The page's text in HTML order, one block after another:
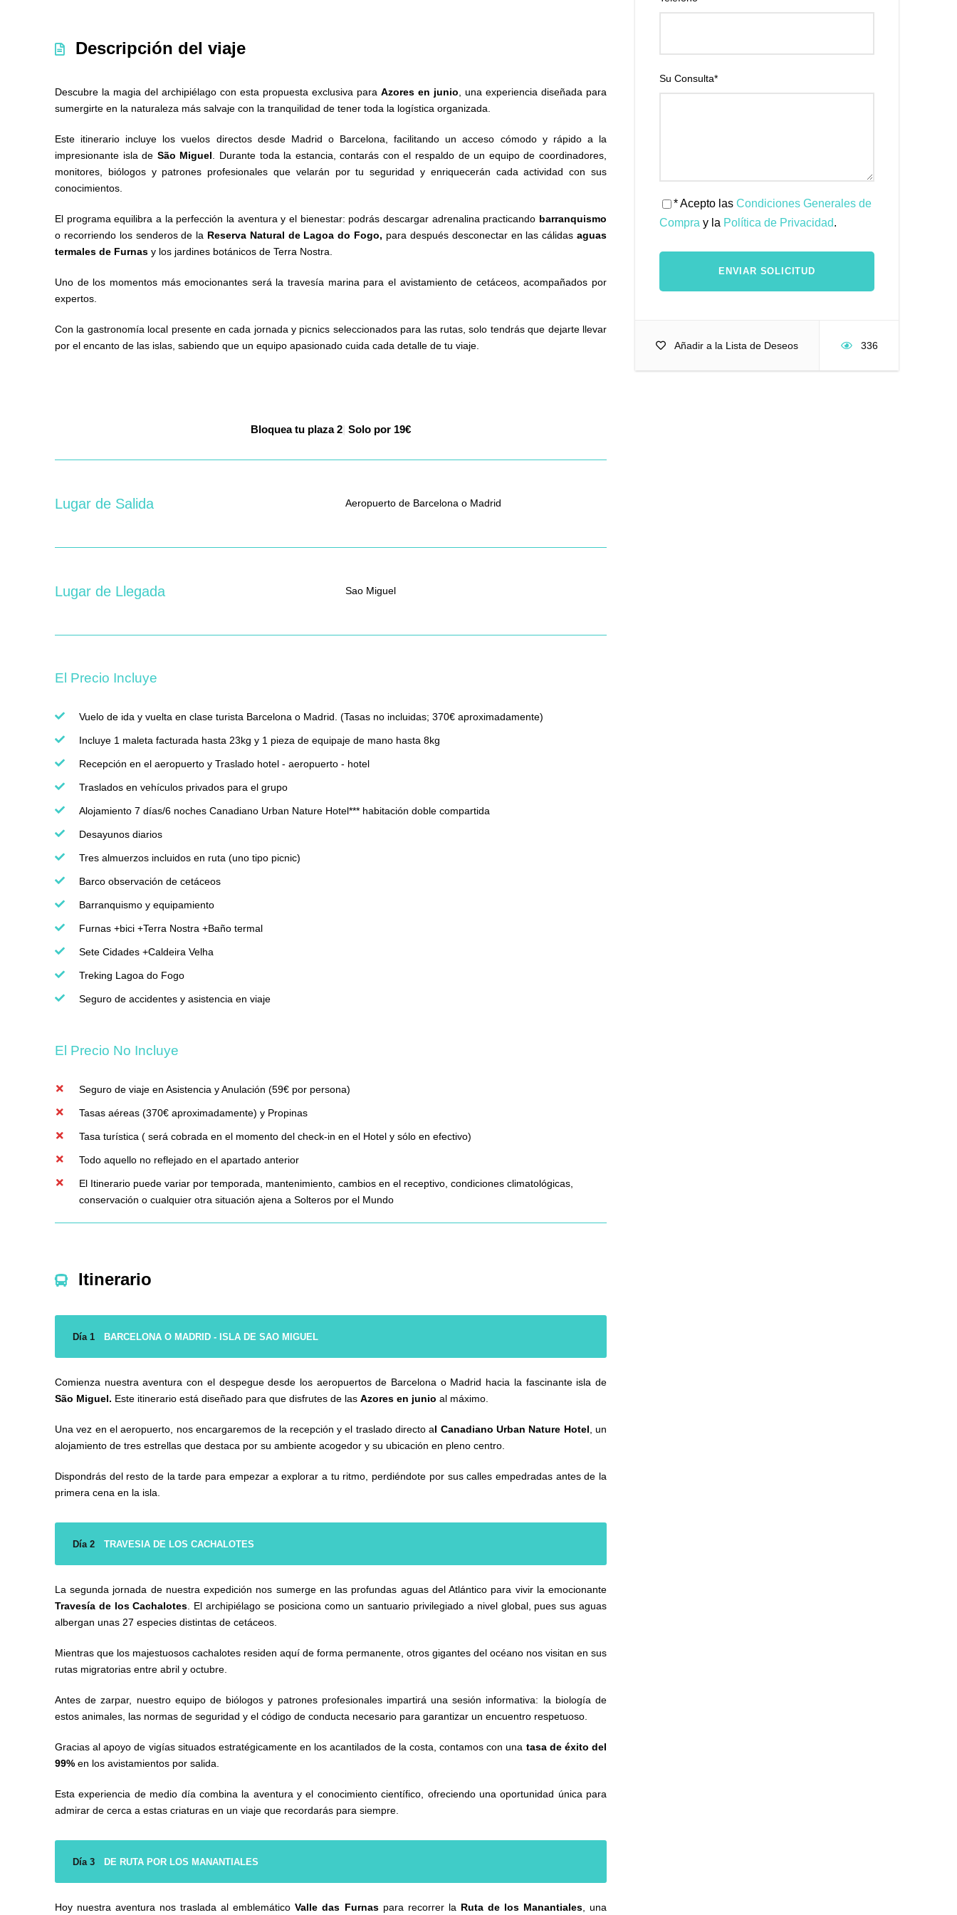
Su Consulta*
* Acepto las Condiciones Generales de
Compra y la Política de Privacidad.
Añadir a la Lista de Deseos 336
Descripción del viaje
Descubre la magia del archipiélago con esta propuesta exclusiva para Azores en junio , una experiencia diseñada para
sumergirte en la naturaleza más salvaje con la tranquilidad de tener toda la logística organizada.
Este itinerario incluye los vuelos directos desde Madrid o Barcelona, facilitando un acceso cómodo y rápido a la
impresionante isla de São Miguel . Durante toda la estancia, contarás con el respaldo de un equipo de coordinadores,
monitores, biólogos y patrones profesionales que velarán por tu seguridad y enriquecerán cada actividad con sus
conocimientos.
El programa equilibra a la perfección la aventura y el bienestar: podrás descargar adrenalina practicando barranquismo
o recorriendo los senderos de la Reserva Natural de Lagoa do Fogo, para después desconectar en las cálidasaguas
termales de Furnas y los jardines botánicos de Terra Nostra.
Uno de los momentos más emocionantes será la travesía marina para el avistamiento de cetáceos, acompañados por
expertos.
Con la gastronomía local presente en cada jornada y picnics seleccionados para las rutas, solo tendrás que dejarte llevar
por el encanto de las islas, sabiendo que un equipo apasionado cuida cada detalle de tu viaje.
Bloqueatu plaza| Solo por 19€
Lugar de Salida Aeropuerto de Barcelona o Madrid
Lugar de Llegada Sao Miguel
El Precio Incluye
Vuelo de ida y vuelta en clase turista Barcelona o Madrid. (Tasas no incluidas; 370€ aproximadamente)
Incluye 1 maleta facturada hasta 23kg y 1 pieza de equipaje de mano hasta 8kg
Recepción en el aeropuerto y Traslado hotel - aeropuerto - hotel
Traslados en vehículos privados para el grupo
Alojamiento 7 días/6 noches Canadiano Urban Nature Hotel*** habitación doble compartida
Desayunos diarios
Tres almuerzos incluidos en ruta (uno tipo picnic)
Barco observación de cetáceos
Barranquismo y equipamiento
Furnas +bici +Terra Nostra +Baño termal
Sete Cidades +Caldeira Velha
Treking Lagoa do Fogo
Seguro de accidentes y asistencia en viaje
El Precio No Incluye
Seguro de viaje en Asistencia y Anulación (59€ por persona)
Tasas aéreas (370€ aproximadamente) y Propinas
Tasa turística ( será cobrada en el momento del check-in en el Hotel y sólo en efectivo)
Todo aquello no reflejado en el apartado anterior
El Itinerario puede variar por temporada, mantenimiento, cambios en el receptivo, condiciones climatológicas,
conservación o cualquier otra situación ajena a Solteros por el Mundo
Itinerario
Día 1 BARCELONA O MADRID - ISLA DE SAO MIGUEL
Comienza nuestra aventura con el despegue desde los aeropuertos de Barcelona o Madrid hacia la fascinante isla de
São Miguel. Este itinerario está diseñado para que disfrutes de las Azores en junio al máximo.
Una vez en el aeropuerto, nos encargaremos de la recepción y el traslado directo al Canadiano Urban Nature Hotel , un
alojamiento de tres estrellas que destaca por su ambiente acogedor y su ubicación en pleno centro.
Dispondrás del resto de la tarde para empezar a explorar a tu ritmo, perdiéndote por sus calles empedradas antes de la
primera cena en la isla.
Día 2 TRAVESIA DE LOS CACHALOTES
La segunda jornada de nuestra expedición nos sumerge en las profundas aguas del Atlántico para vivir la emocionante
Travesía de los Cachalotes . El archipiélago se posiciona como un santuario privilegiado a nivel global, pues sus aguas
albergan unas 27 especies distintas de cetáceos.
Mientras que los majestuosos cachalotes residen aquí de forma permanente, otros gigantes del océano nos visitan en sus
rutas migratorias entre abril y octubre.
Antes de zarpar, nuestro equipo de biólogos y patrones profesionales impartirá una sesión informativa: la biología de
estos animales, las normas de seguridad y el código de conducta necesario para garantizar un encuentro respetuoso.
Gracias al apoyo de vigías situados estratégicamente en los acantilados de la costa, contamos con una tasa de éxito del
99% en los avistamientos por salida.
Esta experiencia de medio día combina la aventura y el conocimiento científico, ofreciendo una oportunidad única para
admirar de cerca a estas criaturas en un viaje que recordarás para siempre.
Día 3 DE RUTA POR LOS MANANTIALES
Hoy nuestra aventura nos traslada al emblemático Valle das Furnaspara recorrer la Ruta de los Manantiales, una